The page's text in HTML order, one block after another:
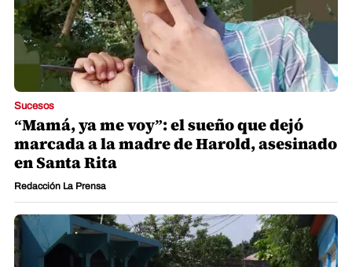
Sucesos
“Mamá, ya me voy”: el sueño que dejó
marcada a la madre de Harold, asesinado
en Santa Rita
Redacción La Prensa